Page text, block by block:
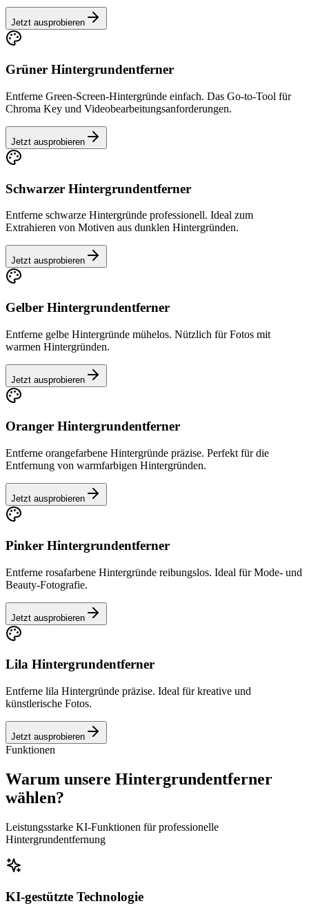
Jetzt ausprobieren
Grüner Hintergrundentferner
Entferne Green-Screen-Hintergründe einfach. Das Go-to-Tool für
Chroma Key und Videobearbeitungsanforderungen.
Jetzt ausprobieren
Schwarzer Hintergrundentferner
Entferne schwarze Hintergründe professionell. Ideal zum
Extrahieren von Motiven aus dunklen Hintergründen.
Jetzt ausprobieren
Gelber Hintergrundentferner
Entferne gelbe Hintergründe mühelos. Nützlich für Fotos mit
warmen Hintergründen.
Jetzt ausprobieren
Oranger Hintergrundentferner
Entferne orangefarbene Hintergründe präzise. Perfekt für die
Entfernung von warmfarbigen Hintergründen.
Jetzt ausprobieren
Pinker Hintergrundentferner
Entferne rosafarbene Hintergründe reibungslos. Ideal für Mode- und
Beauty-Fotografie.
Jetzt ausprobieren
Lila Hintergrundentferner
Entferne lila Hintergründe präzise. Ideal für kreative und
künstlerische Fotos.
Jetzt ausprobieren
Funktionen
Warum unsere Hintergrundentferner
wählen?
Leistungsstarke KI-Funktionen für professionelle
Hintergrundentfernung
KI-gestützte Technologie